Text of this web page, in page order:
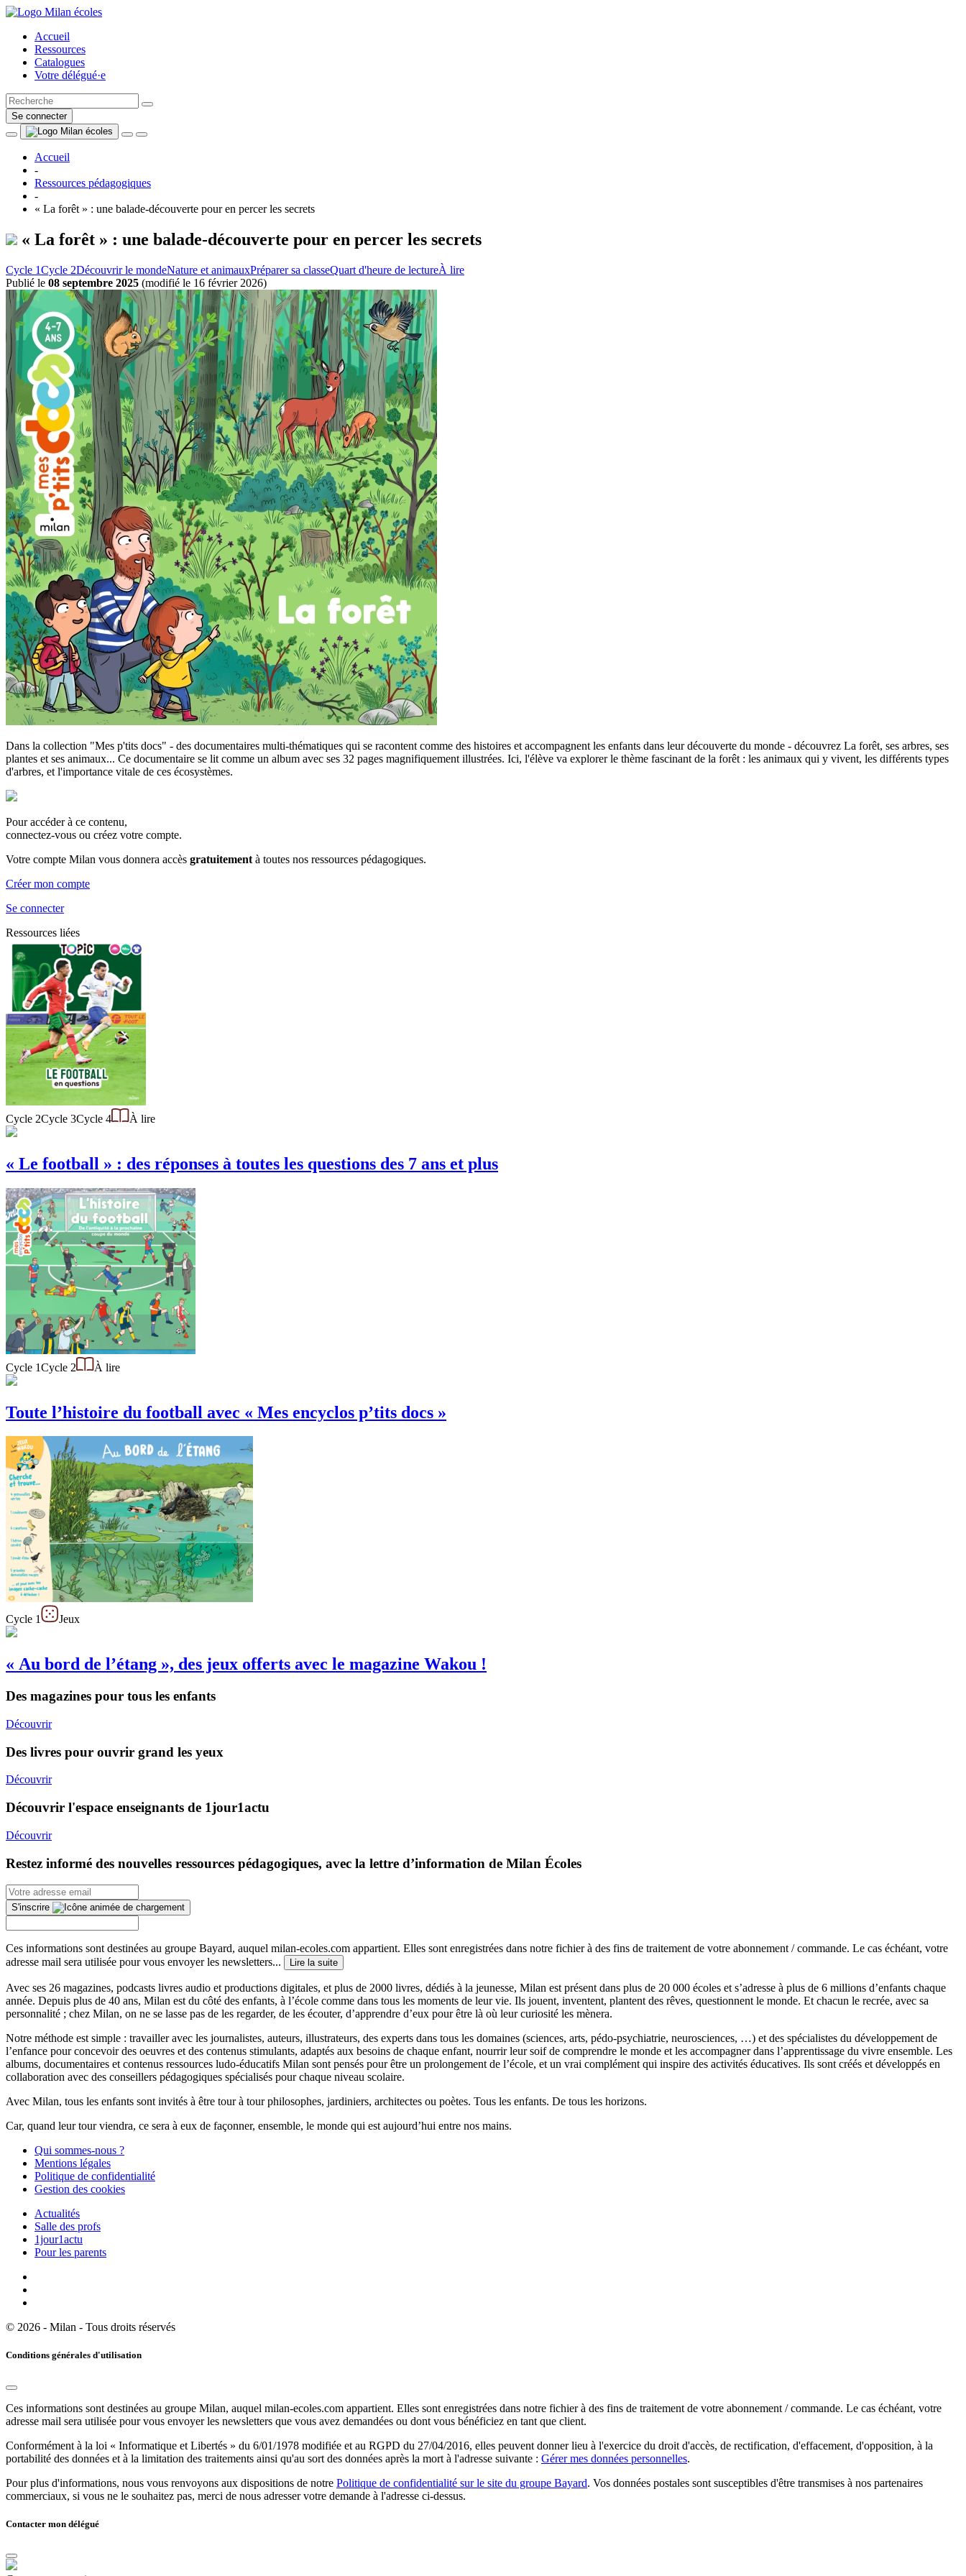
Accueil
Ressources
Catalogues
Votre délégué·e
Se connecter
Accueil
-
Ressources pédagogiques
-
« La forêt » : une balade-découverte pour en percer les secrets
« La forêt » : une balade-découverte pour en percer les secrets
Cycle 1Cycle 2Découvrir le mondeNature et animauxPréparer sa classeQuart d'heure de lectureÀ lire
Publié le 08 septembre 2025 (modifié le 16 février 2026)
Dans la collection "Mes p'tits docs" - des documentaires multi-thématiques qui se racontent comme des histoires et accompagnent les enfants dans leur découverte du monde - découvrez La forêt, ses arbres, ses
plantes et ses animaux... Ce documentaire se lit comme un album avec ses 32 pages magnifiquement illustrées. Ici, l'élève va explorer le thème fascinant de la forêt : les animaux qui y vivent, les différents types
d'arbres, et l'importance vitale de ces écosystèmes.
Pour accéder à ce contenu,
connectez-vous ou créez votre compte.
Votre compte Milan vous donnera accès gratuitement à toutes nos ressources pédagogiques.
Créer mon compte
Se connecter
Ressources liées
Cycle 2Cycle 3Cycle 4 À lire
« Le football » : des réponses à toutes les questions des 7 ans et plus
Cycle 1Cycle 2 À lire
Toute l’histoire du football avec « Mes encyclos p’tits docs »
Cycle 1 Jeux
« Au bord de l’étang », des jeux offerts avec le magazine Wakou !
Des magazines pour tous les enfants
Découvrir
Des livres pour ouvrir grand les yeux
Découvrir
Découvrir l'espace enseignants de 1jour1actu
Découvrir
Restez informé des nouvelles ressources pédagogiques, avec la lettre d’information de Milan Écoles
S'inscrire
Ces informations sont destinées au groupe Bayard, auquel milan-ecoles.com appartient. Elles sont enregistrées dans notre fichier à des fins de traitement de votre abonnement / commande. Le cas échéant, votre
adresse mail sera utilisée pour vous envoyer les newsletters...
Lire la suite
Avec ses 26 magazines, podcasts livres audio et productions digitales, et plus de 2000 livres, dédiés à la jeunesse, Milan est présent dans plus de 20 000 écoles et s’adresse à plus de 6 millions d’enfants chaque
année. Depuis plus de 40 ans, Milan est du côté des enfants, à l’école comme dans tous les moments de leur vie. Ils jouent, inventent, plantent des rêves, questionnent le monde. Et chacun le recrée, avec sa
personnalité ; chez Milan, on ne se lasse pas de les regarder, de les écouter, d’apprendre d’eux pour être là où leur curiosité les mènera.
Notre méthode est simple : travailler avec les journalistes, auteurs, illustrateurs, des experts dans tous les domaines (sciences, arts, pédo-psychiatrie, neurosciences, …) et des spécialistes du développement de
l’enfance pour concevoir des oeuvres et des contenus stimulants, adaptés aux besoins de chaque enfant, nourrir leur soif de comprendre le monde et les accompagner dans l’apprentissage du vivre ensemble. Les
albums, documentaires et contenus ressources ludo-éducatifs Milan sont pensés pour être un prolongement de l’école, et un vrai complément qui inspire des activités éducatives. Ils sont créés et développés en
collaboration avec des conseillers pédagogiques spécialisés pour chaque niveau scolaire.
Avec Milan, tous les enfants sont invités à être tour à tour philosophes, jardiniers, architectes ou poètes. Tous les enfants. De tous les horizons.
Car, quand leur tour viendra, ce sera à eux de façonner, ensemble, le monde qui est aujourd’hui entre nos mains.
Qui sommes-nous ?
Mentions légales
Politique de confidentialité
Gestion des cookies
Actualités
Salle des profs
1jour1actu
Pour les parents
© 2026 - Milan - Tous droits réservés
Conditions générales d'utilisation
Ces informations sont destinées au groupe Milan, auquel milan-ecoles.com appartient. Elles sont enregistrées dans notre fichier à des fins de traitement de votre abonnement / commande. Le cas échéant, votre
adresse mail sera utilisée pour vous envoyer les newsletters que vous avez demandées ou dont vous bénéficiez en tant que client.
Conformément à la loi « Informatique et Libertés » du 6/01/1978 modifiée et au RGPD du 27/04/2016, elles peuvent donner lieu à l'exercice du droit d'accès, de rectification, d'effacement, d'opposition, à la
portabilité des données et à la limitation des traitements ainsi qu'au sort des données après la mort à l'adresse suivante : Gérer mes données personnelles.
Pour plus d'informations, nous vous renvoyons aux dispositions de notre Politique de confidentialité sur le site du groupe Bayard. Vos données postales sont susceptibles d'être transmises à nos partenaires
commerciaux, si vous ne le souhaitez pas, merci de nous adresser votre demande à l'adresse ci-dessus.
Contacter mon délégué